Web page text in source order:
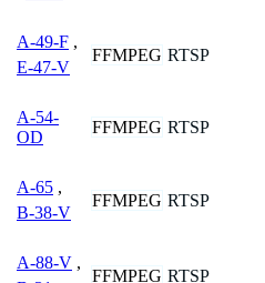
A-49-F ,
E-47-V
FFMPEG RTSP
A-54-
OD
FFMPEG RTSP
A-65 ,
B-38-V
FFMPEG RTSP
A-88-V ,
FFMPEG RTSP